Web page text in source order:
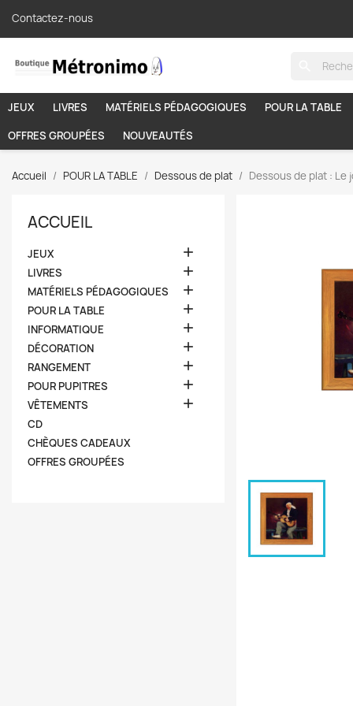
Contactez-nous
JEUX LIVRES MATÉRIELS PÉDAGOGIQUES POUR LA TABLE
OFFRES GROUPÉES
NOUVEAUTÉS
Accueil POUR LA TABLE Dessous de plat Dessous de plat : Le
ACCUEIL
JEUX 
LIVRES 
MATÉRIELS PÉDAGOGIQUES 
POUR LA TABLE 
INFORMATIQUE 
DÉCORATION 
RANGEMENT 
POUR PUPITRES 
VÊTEMENTS 
CD
CHÈQUES CADEAUX
OFFRES GROUPÉES